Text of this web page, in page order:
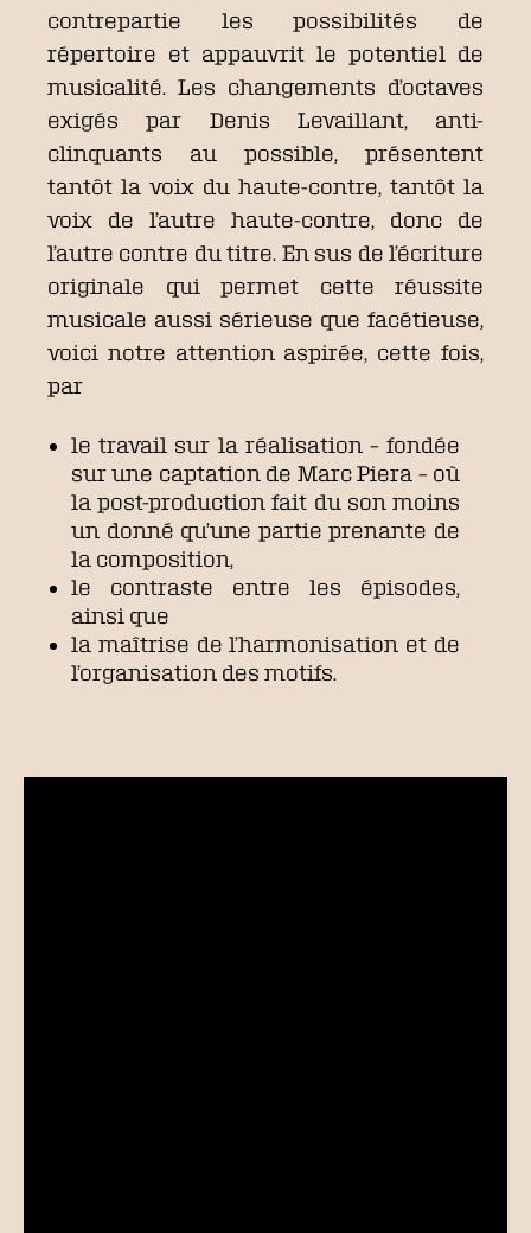
contrepartie les possibilités de
répertoire et appauvrit le potentiel de
musicalité. Les changements d’octaves
exigés par Denis Levaillant, anti-
clinquants au possible, présentent
tantôt la voix du haute-contre, tantôt la
voix de l’autre haute-contre, donc de
l’autre contre du titre. En sus de l’écriture
originale qui permet cette réussite
musicale aussi sérieuse que facétieuse,
voici notre attention aspirée, cette fois,
par
le travail sur la réalisation – fondée
sur une captation de Marc Piera – où
la post-production fait du son moins
un donné qu’une partie prenante de
la composition,
le contraste entre les épisodes,
ainsi que
la maîtrise de l’harmonisation et de
l’organisation des motifs.